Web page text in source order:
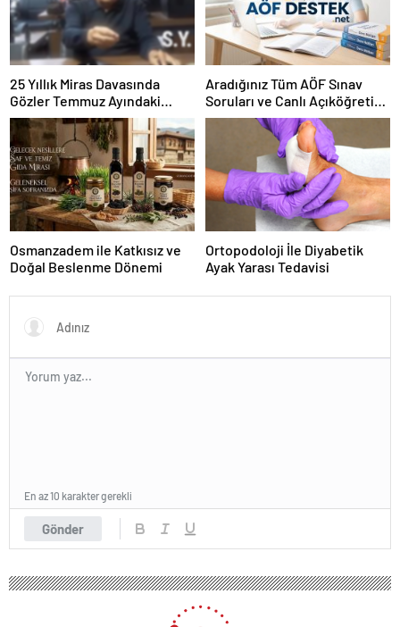
25 Yıllık Miras Davasında
Gözler Temmuz Ayındaki
Karar Duruşmasına Çevrildi
Aradığınız Tüm AÖF Sınav
Soruları ve Canlı Açıköğretim
Forumu Burada
Osmanzadem ile Katkısız ve
Doğal Beslenme Dönemi
Ortopodoloji İle Diyabetik
Ayak Yarası Tedavisi
Gönder
En az 10 karakter gerekli